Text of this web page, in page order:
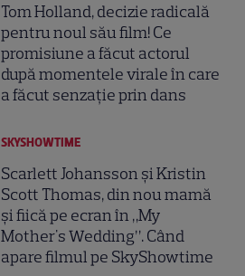
Tom Holland, decizie radicală
pentru noul său film! Ce
promisiune a făcut actorul
după momentele virale în care
a făcut senzație prin dans
SKYSHOWTIME
Scarlett Johansson și Kristin
Scott Thomas, din nou mamă
și fiică pe ecran în „My
Mother's Wedding”. Când
apare filmul pe SkyShowtime